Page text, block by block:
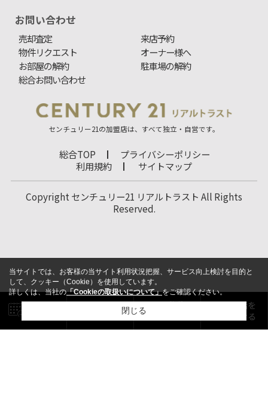
お問い合わせ
売却査定
来店予約
物件リクエスト
オーナー様へ
お部屋の解約
駐車場の解約
総合お問い合わせ
センチュリー21の加盟店は、すべて独立・自営です。
総合TOP
プライバシーポリシー
利用規約
サイトマップ
Copyright センチュリー21 リアルトラスト All Rights
Reserved.
当サイトでは、お客様の当サイト利用状況把握、サービス向上検討を目的と
して、クッキー（Cookie）を使用しています。
詳しくは、当社の「Cookieの取扱いについて」をご確認ください。
閉じる